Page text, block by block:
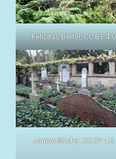
Felicitas Bertel, CC BY 4.0
Janine Stiefel, CC BY 4.0